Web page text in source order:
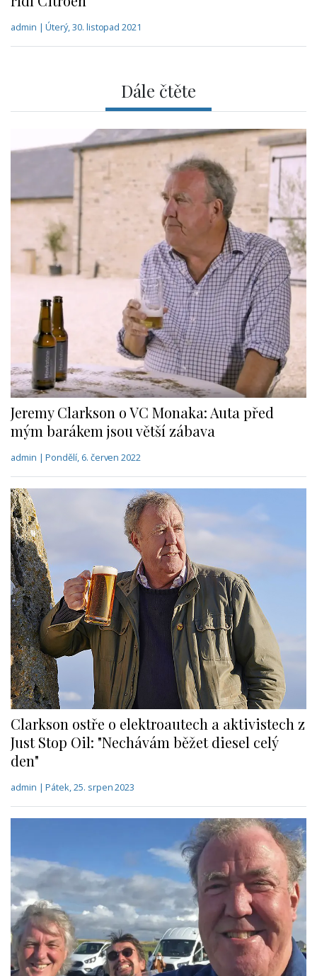
admin | Úterý, 30. listopad 2021
Dále čtěte
Jeremy Clarkson o VC Monaka: Auta před
mým barákem jsou větší zábava
admin | Pondělí, 6. červen 2022
Clarkson ostře o elektroautech a aktivistech z
Just Stop Oil: "Nechávám běžet diesel celý
den"
admin | Pátek, 25. srpen 2023